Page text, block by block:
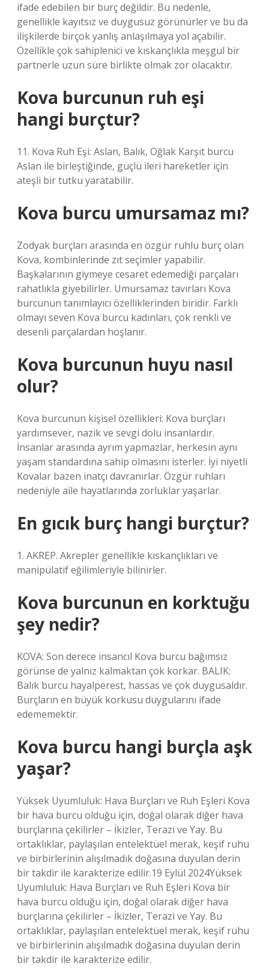
ifade edebilen bir burç değildir. Bu nedenle,
genellikle kayıtsız ve duygusuz görünürler ve bu da
ilişkilerde birçok yanlış anlaşılmaya yol açabilir.
Özellikle çok sahiplenici ve kıskançlıkla meşgul bir
partnerle uzun süre birlikte olmak zor olacaktır.
Kova burcunun ruh eşi
hangi burçtur?
11. Kova Ruh Eşi: Aslan, Balık, Oğlak Karşıt burcu
Aslan ile birleştiğinde, güçlü ileri hareketler için
ateşli bir tutku yaratabilir.
Kova burcu umursamaz mı?
Zodyak burçları arasında en özgür ruhlu burç olan
Kova, kombinlerinde zıt seçimler yapabilir.
Başkalarının giymeye cesaret edemediği parçaları
rahatlıkla giyebilirler. Umursamaz tavırları Kova
burcunun tanımlayıcı özelliklerinden biridir. Farklı
olmayı seven Kova burcu kadınları, çok renkli ve
desenli parçalardan hoşlanır.
Kova burcunun huyu nasıl
olur?
Kova burcunun kişisel özellikleri: Kova burçları
yardımsever, nazik ve sevgi dolu insanlardır.
İnsanlar arasında ayrım yapmazlar, herkesin aynı
yaşam standardına sahip olmasını isterler. İyi niyetli
Kovalar bazen inatçı davranırlar. Özgür ruhları
nedeniyle aile hayatlarında zorluklar yaşarlar.
En gıcık burç hangi burçtur?
1. AKREP. Akrepler genellikle kıskançlıkları ve
manipülatif eğilimleriyle bilinirler.
Kova burcunun en korktuğu
şey nedir?
KOVA: Son derece insancıl Kova burcu bağımsız
görünse de yalnız kalmaktan çok korkar. BALIK:
Balık burcu hayalperest, hassas ve çok duygusaldır.
Burçların en büyük korkusu duygularını ifade
edememektir.
Kova burcu hangi burçla aşk
yaşar?
Yüksek Uyumluluk: Hava Burçları ve Ruh Eşleri Kova
bir hava burcu olduğu için, doğal olarak diğer hava
burçlarına çekilirler – İkizler, Terazi ve Yay. Bu
ortaklıklar, paylaşılan entelektüel merak, keşif ruhu
ve birbirlerinin alışılmadık doğasına duyulan derin
bir takdir ile karakterize edilir.19 Eylül 2024Yüksek
Uyumluluk: Hava Burçları ve Ruh Eşleri Kova bir
hava burcu olduğu için, doğal olarak diğer hava
burçlarına çekilirler – İkizler, Terazi ve Yay. Bu
ortaklıklar, paylaşılan entelektüel merak, keşif ruhu
ve birbirlerinin alışılmadık doğasına duyulan derin
bir takdir ile karakterize edilir.